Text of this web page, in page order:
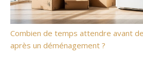
Combien de temps attendre avant
après un déménagement ?